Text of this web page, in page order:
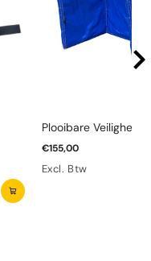
Plooibare
€155,00
Excl. Btw